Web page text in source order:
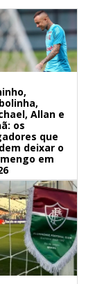
Allan e
os
que
deixar o
em